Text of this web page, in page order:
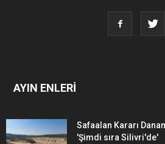
AYIN ENLERİ
Safaalan Kararı
'Şimdi sıra Silivri'de'